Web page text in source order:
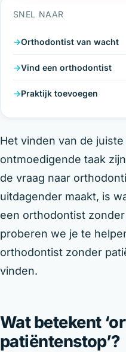
SNEL NAAR
Orthodontist van wacht
Vind een orthodontist
Praktijk toevoegen
Het vinden van de
ontmoedigende taak
de vraag naar
uitdagender maakt, is
een orthodontist
proberen we je te
orthodontist zonder
vinden.
Wat betekent
patiëntenstop’?